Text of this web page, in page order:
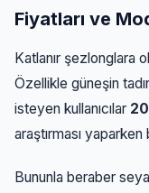
Fiyatları ve
Katlanır şezlonglara
Özellikle güneşin
isteyen kullanıcılar
araştırması
Bununla beraber